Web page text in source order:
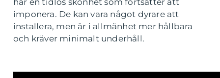
har en tidlös skönhet som fortsätter att
imponera. De kan vara något dyrare att
installera, men är i allmänhet mer hållbara
och kräver minimalt underhåll.